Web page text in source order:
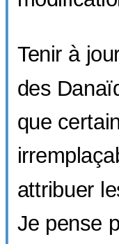
Tenir à
des
que
attribuer
Je pense